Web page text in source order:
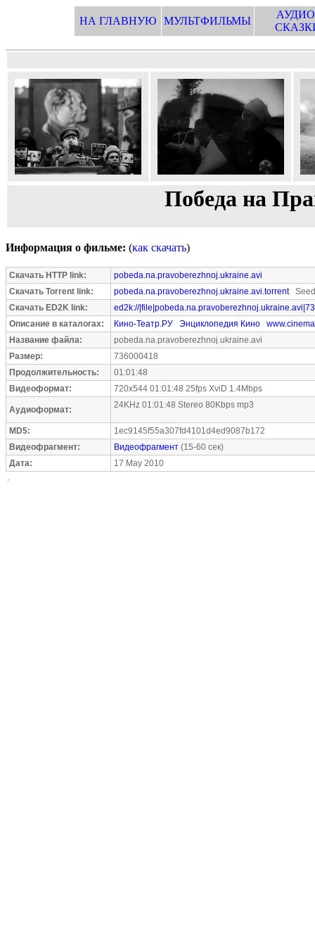
НА ГЛАВНУЮ МУЛЬТФИЛЬМЫ
Победа на
Информация о фильме: (как скачать)
Скачать HTTP link:
pobeda.na.pravoberezhnoj.ukraine.avi
Скачать Torrent link:
pobeda.na.pravoberezhnoj.ukraine.avi.torrent
Скачать ED2K link:
ed2k://
Описание в каталогах:
Кино-Театр.РУ Энциклопедия Кино
Название файла:
pobeda.na.pravoberezhnoj.ukraine.avi
Размер:
736000418
Продолжительность:
01:01:48
Видеоформат:
720x544 01:01:48 25fps XviD 1.4Mbps
Аудиоформат: 24KHz 01:01:48 Stereo 80Kbps mp3
MD5:
1ec9145f55a307fd4101d4ed9087b172
Видеофрагмент:
Видеофрагмент (15-60 сек)
Дата:
17 May 2010